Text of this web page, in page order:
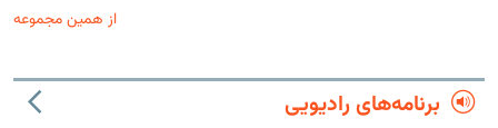
از همین مجموعه
برنامه‌های رادیویی